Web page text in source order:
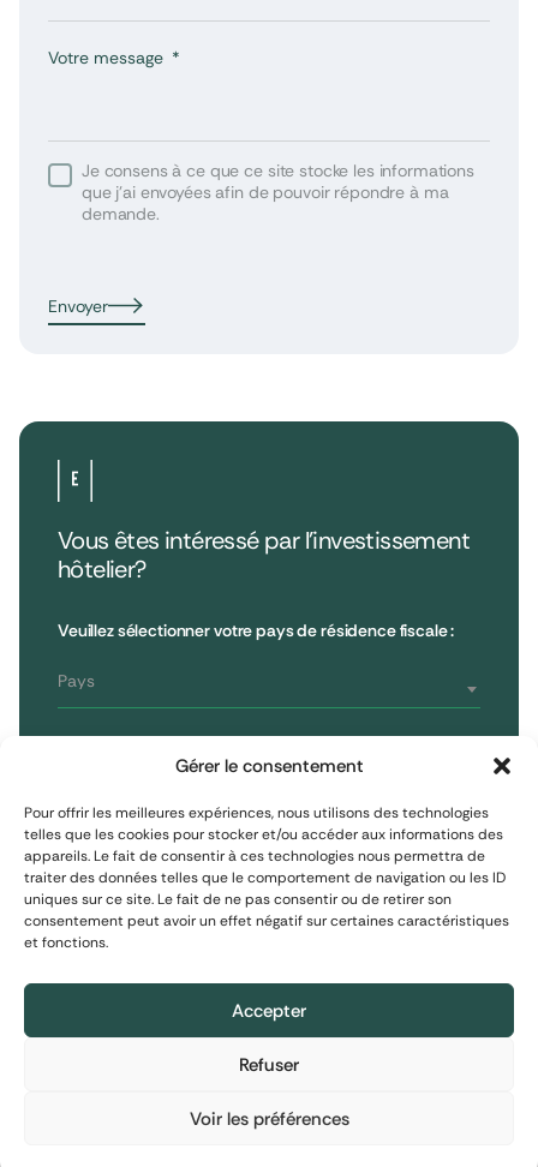
Gérer le consentement
Pour offrir les meilleures expériences, nous utilisons des technologies
telles que les cookies pour stocker et/ou accéder aux informations des
appareils. Le fait de consentir à ces technologies nous permettra de
traiter des données telles que le comportement de navigation ou les ID
uniques sur ce site. Le fait de ne pas consentir ou de retirer son
consentement peut avoir un effet négatif sur certaines caractéristiques
et fonctions.
Accepter
Refuser
Voir les préférences
Votre message
Je consens à ce que ce site stocke les informations
que j’ai envoyées afin de pouvoir répondre à ma
demande.
Envoyer
Vous êtes intéressé par l’investissement
hôtelier?
Veuillez sélectionner votre pays de résidence fiscale :
Pays
Investisseur assimilé professionnel
Investisseur professionnel
Informations financières : Le contenu de ce site
relevant de l’une des catégories listées à
l’article 423-49-I du Règlement général de
Informations financières : Le contenu de ce site
relevant de l’une des catégories listées à
l’article 423-49-I du Règlement général de
Informations financières : Le contenu de ce site
relevant de l’une des catégories listées à
l’article 423-49-I du Règlement général de
75008 Paris, France
T : 01 53 96 52 50
S'inscrire à la newsletter
S'inscrire
Reporting
Mentions Légales
Politique de cookies
Réalisation :Madaré